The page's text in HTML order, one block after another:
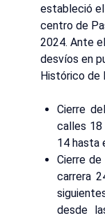
estableció
centro de
2024. Ante
desvíos en
Histórico de
Cierre
calles
14 hasta
Cierre
carrera
desde